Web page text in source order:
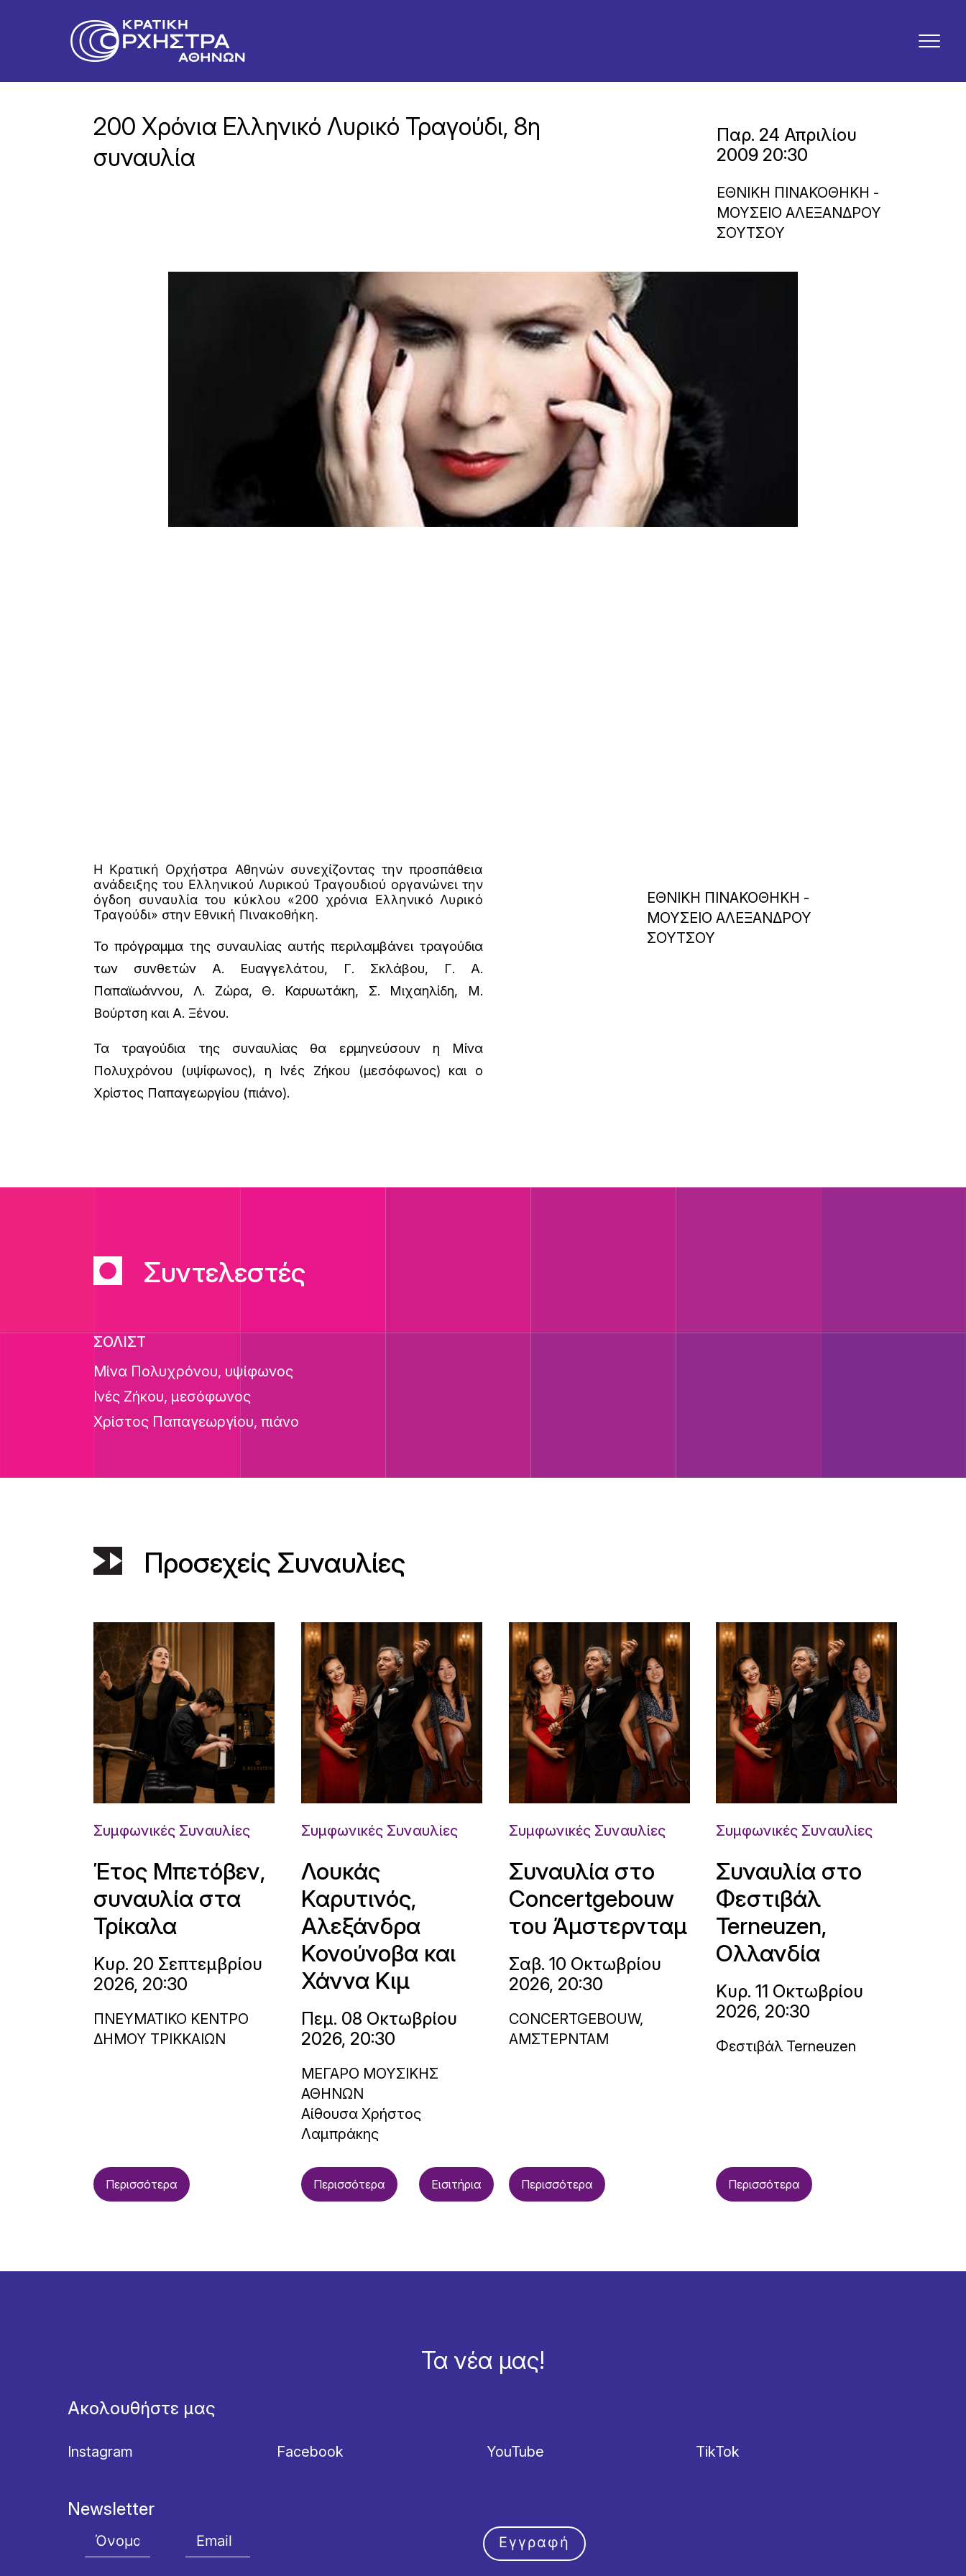
200 Χρόνια Ελληνικό Λυρικό Τραγούδι, 8η
συναυλία
Παρ. 24 Απριλίου
2009 20:30
ΕΘΝΙΚΗ ΠΙΝΑΚΟΘΗΚΗ -
ΜΟΥΣΕΙΟ ΑΛΕΞΑΝΔΡΟΥ
ΣΟΥΤΣΟΥ
Η Κρατική Ορχήστρα Αθηνών συνεχίζοντας την προσπάθεια
ανάδειξης του Ελληνικού Λυρικού Τραγουδιού οργανώνει την
όγδοη συναυλία του κύκλου «200 χρόνια Ελληνικό Λυρικό
Τραγούδι» στην Εθνική Πινακοθήκη.
Το πρόγραμμα της συναυλίας αυτής περιλαμβάνει τραγούδια
των συνθετών Α. Ευαγγελάτου, Γ. Σκλάβου, Γ. Α.
Παπαϊωάννου, Λ. Ζώρα, Θ. Καρυωτάκη, Σ. Μιχαηλίδη, Μ.
Βούρτση και Α. Ξένου.
Τα τραγούδια της συναυλίας θα ερμηνεύσουν η Μίνα
Πολυχρόνου (υψίφωνος), η Ινές Ζήκου (μεσόφωνος) και ο
Χρίστος Παπαγεωργίου (πιάνο).
ΕΘΝΙΚΗ ΠΙΝΑΚΟΘΗΚΗ -
ΜΟΥΣΕΙΟ ΑΛΕΞΑΝΔΡΟΥ
ΣΟΥΤΣΟΥ
Συντελεστές
ΣΟΛΙΣΤ
Μίνα Πολυχρόνου, υψίφωνος
Ινές Ζήκου, μεσόφωνος
Χρίστος Παπαγεωργίου, πιάνο
Προσεχείς Συναυλίες
Συμφωνικές Συναυλίες
Έτος Μπετόβεν,
συναυλία στα
Τρίκαλα
Κυρ. 20 Σεπτεμβρίου
2026, 20:30
ΠΝΕΥΜΑΤΙΚΟ ΚΕΝΤΡΟ
ΔΗΜΟΥ ΤΡΙΚΚΑΙΩΝ
Περισσότερα
Συμφωνικές Συναυλίες
Λουκάς
Καρυτινός,
Αλεξάνδρα
Κονούνοβα και
Χάννα Κιμ
Πεμ. 08 Οκτωβρίου
2026, 20:30
ΜΕΓΑΡΟ ΜΟΥΣΙΚΗΣ
ΑΘΗΝΩΝ
Αίθουσα Χρήστος
Λαμπράκης
Περισσότερα Εισιτήρια
Συμφωνικές Συναυλίες
Συναυλία στο
Concertgebouw
του Άμστερνταμ
Σαβ. 10 Οκτωβρίου
2026, 20:30
CONCERTGEBOUW,
ΑΜΣΤΕΡΝΤΑΜ
Περισσότερα
Συμφωνικές Συναυλίες
Συναυλία στο
Φεστιβάλ
Terneuzen,
Ολλανδία
Κυρ. 11 Οκτωβρίου
2026, 20:30
Φεστιβάλ Terneuzen
Περισσότερα
Τα νέα μας!
Ακολουθήστε μας
Instagram Facebook YouTube TikTok
Newsletter
Εγγραφή